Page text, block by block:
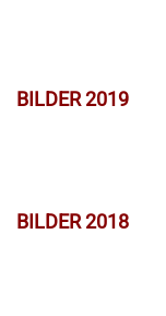
BILDER 2019
BILDER 2018